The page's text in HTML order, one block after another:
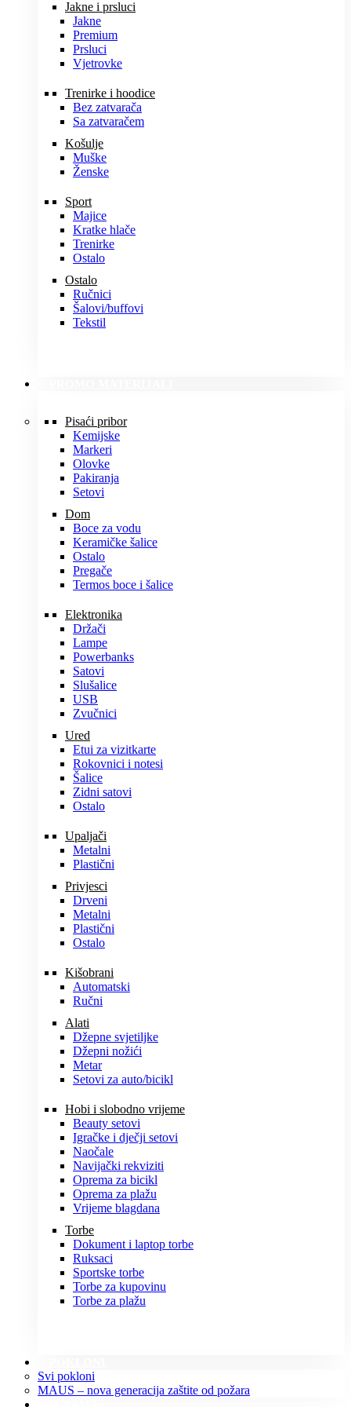
Jakne i prsluci
Jakne
Premium
Prsluci
Vjetrovke
Trenirke i hoodice
Bez zatvarača
Sa zatvaračem
Košulje
Muške
Ženske
Sport
Majice
Kratke hlače
Trenirke
Ostalo
Ostalo
Ručnici
Šalovi/buffovi
Tekstil
Pisaći pribor
Kemijske
Markeri
Olovke
Pakiranja
Setovi
Dom
Boce za vodu
Keramičke šalice
Ostalo
Pregače
Termos boce i šalice
Elektronika
Držači
Lampe
Powerbanks
Satovi
Slušalice
USB
Zvučnici
Ured
Etui za vizitkarte
Rokovnici i notesi
Šalice
Zidni satovi
Ostalo
Upaljači
Metalni
Plastični
Privjesci
Drveni
Metalni
Plastični
Ostalo
Kišobrani
Automatski
Ručni
Alati
Džepne svjetiljke
Džepni nožići
Metar
Setovi za auto/bicikl
Hobi i slobodno vrijeme
Beauty setovi
Igračke i dječji setovi
Naočale
Navijački rekviziti
Oprema za bicikl
Oprema za plažu
Vrijeme blagdana
Torbe
Dokument i laptop torbe
Ruksaci
Sportske torbe
Torbe za kupovinu
Torbe za plažu
Svi pokloni
MAUS – nova generacija zaštite od požara